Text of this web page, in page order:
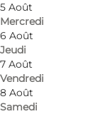
5 Août
Mercredi
6 Août
Jeudi
7 Août
Vendredi
8 Août
Samedi